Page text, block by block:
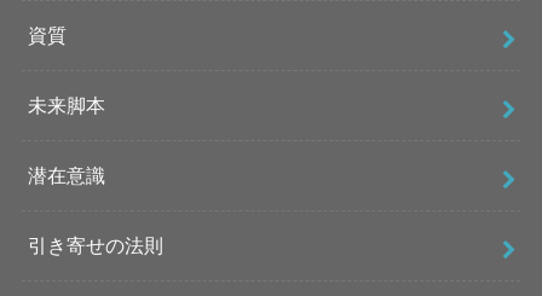
資質
未来脚本
潜在意識
引き寄せの法則